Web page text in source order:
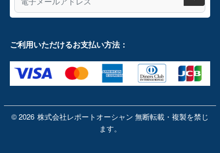
ご利用いただけるお支払い方法：
©2026 株式会社レポートオーシャン 無断転載・複製を禁じ
ます。